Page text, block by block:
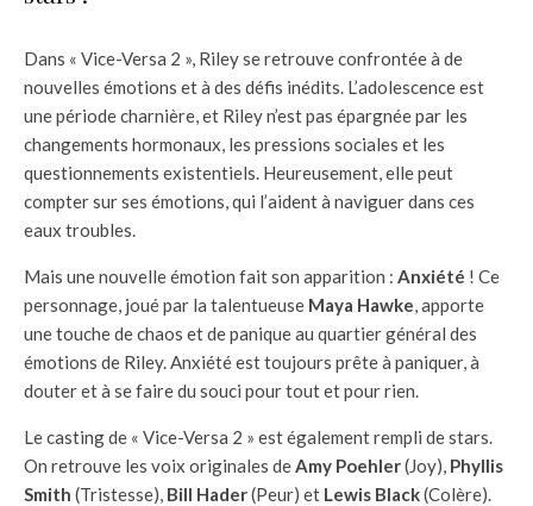
Dans « Vice-Versa 2 », Riley se retrouve confrontée à de
nouvelles émotions et à des défis inédits. L’adolescence est
une période charnière, et Riley n’est pas épargnée par les
changements hormonaux, les pressions sociales et les
questionnements existentiels. Heureusement, elle peut
compter sur ses émotions, qui l’aident à naviguer dans ces
eaux troubles.
Mais une nouvelle émotion fait son apparition : Anxiété ! Ce
personnage, joué par la talentueuse Maya Hawke , apporte
une touche de chaos et de panique au quartier général des
émotions de Riley. Anxiété est toujours prête à paniquer, à
douter et à se faire du souci pour tout et pour rien.
Le casting de « Vice-Versa 2 » est également rempli de stars.
On retrouve les voix originales de Amy Poehler(Joy), Phyllis
Smith (Tristesse), Bill Hader(Peur) et Lewis Black(Colère).